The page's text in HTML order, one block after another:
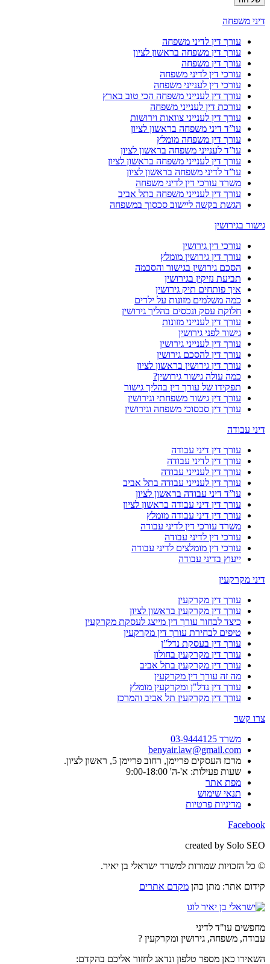
דיני משפחה
עורך דין לדיני משפחה
עורך דין משפחה בראשון לציון
עורך דין משפחה
עורכי דין לדיני משפחה
עורכי דין לענייני משפחה
עורך דין לענייני משפחה הכי טוב בארץ
עורכת דין לענייני משפחה
עורך דין לענייני צוואות וירושות
עו”ד דיני משפחה בראשון לציון
עורך דין משפחה מומלץ
עו”ד לענייני משפחה בראשון לציון
עורך דין לענייני משפחה בראשון לציון
עו”ד לדיני משפחה בראשון לציון
משרד עורכי דין לדיני משפחה
עורך דין לענייני משפחה בתל אביב
הגשת בקשה ליישוב סכסוך במשפחה
גישור בגירושין
עורכי דין גירושין
עורך דין גירושין מומלץ
הסכם גירושין בגישור והסכמה
תביעת נזיקין בגירושין
איך פותחים תיק גירושין
כמה משלמים מזונות על ילדים
חלוקת עסק ונכסים בהליך גירושין
עורך דין לענייני מזונות
גישור לפני גירושין
עורך דין לענייני גירושין
עורך דין להסכם גירושין
עורך דין גירושין בראשון לציון
כמה עולה גישור גירושין?
תפקידו של עורך דין בהליך גישור
עורך דין גישור משפחתי וגירושין
עורך דין סכסוכי משפחה וגירושין
דיני עבודה
עורך דין דיני עבודה
עורך דין לדיני עבודה
עורך דין לענייני עבודה
עורך דין לענייני עבודה בתל אביב
עו”ד דיני עבודה בראשון לציון
עורך דין דיני עבודה בראשון לציון
עורך דין דיני עבודה מומלץ
משרד עורכי דין לדיני עבודה
עורכי דין לדיני עבודה
עורכי דין מומלצים לדיני עבודה
ייעוץ בדיני עבודה
דיני מקרקעין
עורך דין מקרקעין
עורך דין מקרקעין בראשון לציון
כיצד לבחור עורך דין מייצג לעסקת מקרקעין
טיפים לבחירת עורך דין מקרקעין
עורך דין בעסקת נדל”ן
עורך דין מקרקעין בחולון
עורך דין מקרקעין בתל אביב
מה זה עורך דין מקרקעין
עורך דין נדל"ן ומקרקעין מומלץ
עורך דין מקרקעין תל אביב והמרכז
צרו קשר
משרד 03-9444125
benyair.law@gmail.com
מרכז העסקים פריימן, רחוב פריימן 5, ראשון לציון.
שעות פעילות: א'-ה' 9:00-18:00
מפת אתר
תנאי שימוש
מדיניות פרטיות
Facebook
created by Solo SEO
© כל הזכויות שמורות למשרד ישראלי בן יאיר.
קידום אתר: מתן כהן מקדם אתרים
מחפשים עו"ד לדיני
עבודה, משפחה, גירושין ומקרקעין ?
השאירו כאן מספר טלפון ונדאג לחזור אליכם בהקדם: